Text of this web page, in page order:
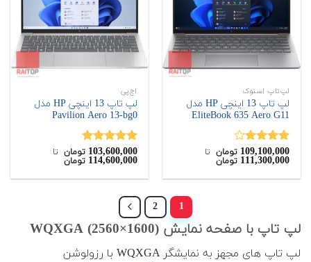
لپ‌تاپ استوک
لپ تاپ 13 اینچی HP مدل
EliteBook 635 Aero G11
نمره
4.00از 5
109,100,000 تومان ‌ تا ‌
111,300,000 تومان
اچ‌پی
لپ تاپ 13 اینچی HP مدل
Pavilion Aero 13-bg0
نمره5.00
از 5
103,600,000 تومان ‌ تا ‌
114,600,000 تومان
1
2
لپ تاپ با صفحه نمایش WQXGA (2560×1600)
لپ تاپ های مجهز به نمایشگر WQXGA با رزولوشن